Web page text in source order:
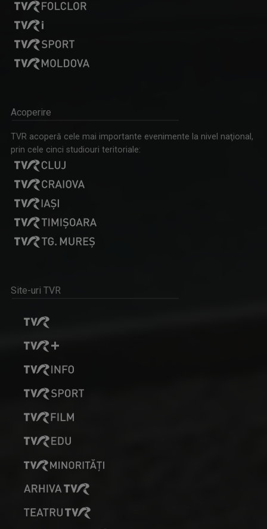
Acoperire
TVR acoperă cele mai importante evenimente la nivel naţional,
prin cele cinci studiouri teritoriale:
Site-uri TVR